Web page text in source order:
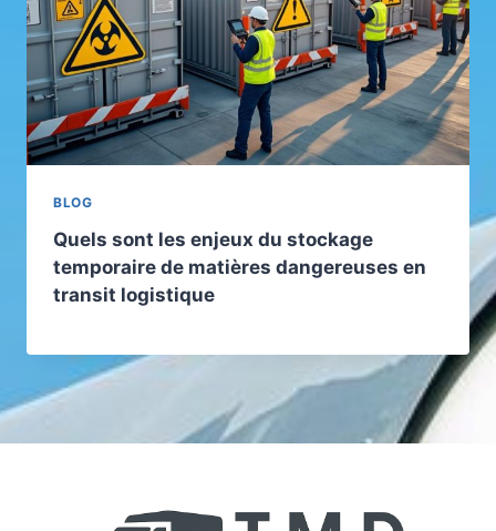
BLOG
Quels sont les enjeux du stockage
temporaire de matières dangereuses en
transit logistique